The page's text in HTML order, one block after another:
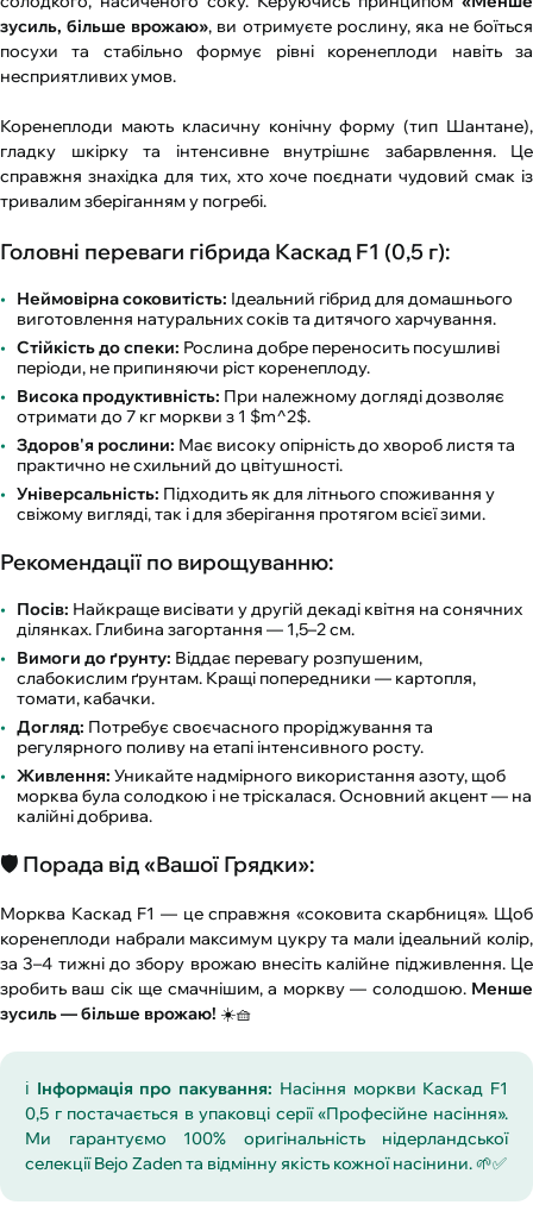
зусиль, більше врожаю», ви отримуєте рослину, яка не боїться
посухи та стабільно формує рівні коренеплоди навіть за
несприятливих умов.
Коренеплоди мають класичну конічну форму (тип Шантане),
гладку шкірку та інтенсивне внутрішнє забарвлення. Це
справжня знахідка для тих, хто хоче поєднати чудовий смак із
тривалим зберіганням у погребі.
Головні переваги гібрида Каскад F1 (0,5 г):
Неймовірна соковитість: Ідеальний гібрид для домашнього
виготовлення натуральних соків та дитячого харчування.
Стійкість до спеки: Рослина добре переносить посушливі
періоди, не припиняючи ріст коренеплоду.
Висока продуктивність: При належному догляді дозволяє
отримати до 7 кг моркви з 1 $m^2$.
Здоров'я рослини: Має високу опірність до хвороб листя та
практично не схильний до цвітушності.
Універсальність: Підходить як для літнього споживання у
свіжому вигляді, так і для зберігання протягом всієї зими.
Рекомендації по вирощуванню:
Посів: Найкраще висівати у другій декаді квітня на сонячних
ділянках. Глибина загортання — 1,5–2 см.
Вимоги до ґрунту: Віддає перевагу розпушеним,
слабокислим ґрунтам. Кращі попередники — картопля,
томати, кабачки.
Догляд: Потребує своєчасного проріджування та
регулярного поливу на етапі інтенсивного росту.
Живлення: Уникайте надмірного використання азоту, щоб
морква була солодкою і не тріскалася. Основний акцент — на
калійні добрива.
🛡️ Порада від «Вашої Грядки»:
Морква Каскад F1 — це справжня «соковита скарбниця». Щоб
коренеплоди набрали максимум цукру та мали ідеальний колір,
за 3–4 тижні до збору врожаю внесіть калійне підживлення. Це
зробить ваш сік ще смачнішим, а моркву — солодшою. Менше
зусиль — більше врожаю! ☀️🧺
ℹ️ Інформація про пакування: Насіння моркви Каскад F1
0,5 г постачається в упаковці серії «Професійне насіння».
Ми гарантуємо 100% оригінальність нідерландської
селекції Bejo Zaden та відмінну якість кожної насінини. 🌱✅